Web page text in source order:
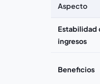
Aspecto
Estabilidad
ingresos
Beneficios